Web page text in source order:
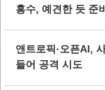
홍수, 예견한 듯 준
앤트로픽·오픈AI,
들어 공격 시도